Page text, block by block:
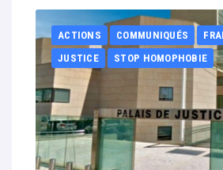
Hébergement solidaire
ACTIONS COMMUNIQUÉS
JUSTICE
STOP HOMOPHOBIE